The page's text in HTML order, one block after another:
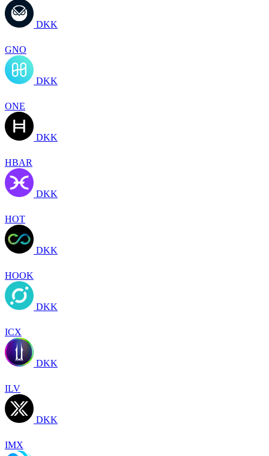
DKK
GNO
DKK
ONE
DKK
HBAR
DKK
HOT
DKK
HOOK
DKK
ICX
DKK
ILV
DKK
IMX